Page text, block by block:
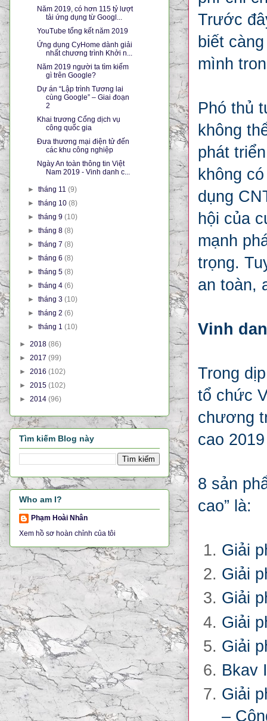
Trước
biết
mình
Phó thủ
không
phát
không
dụng
hội của
mạnh
trọng.
an toàn,
Vinh
Trong
tổ chức
chương
cao
8 sản
cao” là:
Giải
Giải
Giải
Giải
Giải
Bkav
Giải
–
Năm 2019, có hơn 115 tỷ lượt
tải ứng dụng từ Googl...
YouTube tổng kết năm 2019
Ứng dụng CyHome dành giải
nhất chương trình Khởi n...
Năm 2019 người ta tìm kiếm
gì trên Google?
Dự án “Lập trình Tương lai
cùng Google” – Giai đoạn
2
Khai trương Cổng dịch vụ
công quốc gia
Đưa thương mại điện tử đến
các khu công nghiệp
Ngày An toàn thông tin Việt
Nam 2019 - Vinh danh c...
►tháng 11(9)
►tháng 10(8)
►tháng 9(10)
►tháng 8(8)
►tháng 7(8)
►tháng 6(8)
►tháng 5(8)
►tháng 4(6)
►tháng 3(10)
►tháng 2(6)
►tháng 1(10)
► 2018 (86)
► 2017 (99)
► 2016 (102)
► 2015 (102)
► 2014 (96)
Tìm kiếm Blog này
Who am I?
Phạm Hoài Nhân
Xem hồ sơ hoàn chỉnh của tôi